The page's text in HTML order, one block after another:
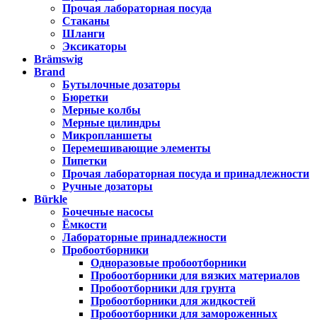
Прочая лабораторная посуда
Стаканы
Шланги
Эксикаторы
Brämswig
Brand
Бутылочные дозаторы
Бюретки
Мерные колбы
Мерные цилиндры
Микропланшеты
Перемешивающие элементы
Пипетки
Прочая лабораторная посуда и принадлежности
Ручные дозаторы
Bürkle
Бочечные насосы
Ёмкости
Лабораторные принадлежности
Пробоотборники
Одноразовые пробоотборники
Пробоотборники для вязких материалов
Пробоотборники для грунта
Пробоотборники для жидкостей
Пробоотборники для замороженных